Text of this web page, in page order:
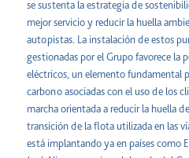
se sustenta la estrategia de
mejor servicio y reducir la huella
autopistas. La instalación de estos
gestionadas por el Grupo favorece la
eléctricos, un elemento fundamental
carbono asociadas con el uso de los
marcha orientada a reducir la huella
transición de la flota utilizada en las
está implantando ya en países como